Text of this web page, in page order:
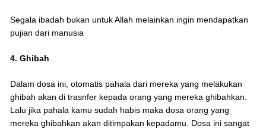
Segala ibadah bukan untuk Allah melainkan ingin mendapatkan
pujian dari manusia
4. Ghibah
Dalam dosa ini, otomatis pahala dari mereka yang melakukan
ghibah akan di trasnfer kepada orang yang mereka ghibahkan.
Lalu jika pahala kamu sudah habis maka dosa orang yang
mereka ghibahkan akan ditimpakan kepadamu. Dosa ini sangat